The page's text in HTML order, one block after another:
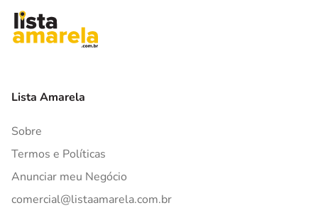
Lista Amarela
Sobre
Termos e Políticas
Anunciar meu Negócio
comercial@listaamarela.com.br